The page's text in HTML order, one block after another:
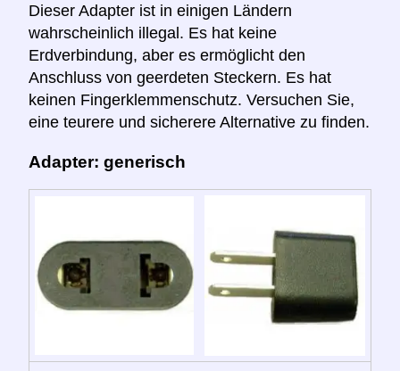
Dieser Adapter ist in einigen Ländern
wahrscheinlich illegal. Es hat keine
Erdverbindung, aber es ermöglicht den
Anschluss von geerdeten Steckern. Es hat
keinen Fingerklemmenschutz. Versuchen Sie,
eine teurere und sicherere Alternative zu finden.
Adapter: generisch